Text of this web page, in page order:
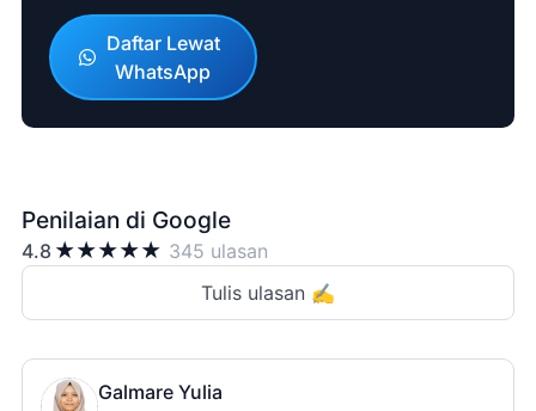
Daftar Lewat
WhatsApp
Penilaian di Google
4.8 ★★★★★ 345 ulasan
Tulis ulasan ✍️
Galmare Yulia